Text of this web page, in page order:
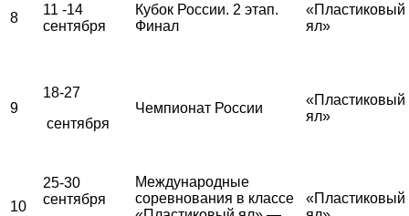
8
11 -14
сентября
Кубок России. 2 этап.
Финал
«Пластиковый
ял»
9
18-27
сентября
Чемпионат России
«Пластиковый
ял»
10
25-30
сентября
Международные
соревнования в классе
«Пластиковый